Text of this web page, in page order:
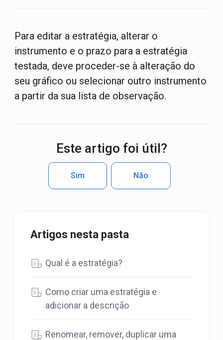
Para editar a estratégia, alterar o
instrumento e o prazo para a estratégia
testada, deve proceder-se à alteração do
seu gráfico ou selecionar outro instrumento
a partir da sua lista de observação.
Este artigo foi útil?
Não
Sim
Artigos nesta pasta
Qual é a estratégia?
Como criar uma estratégia e
adicionar a descrição
Renomear, remover, duplicar uma